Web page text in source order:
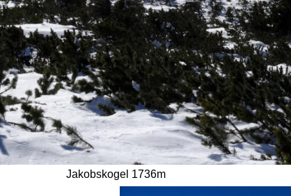
Jakobskogel 1736m